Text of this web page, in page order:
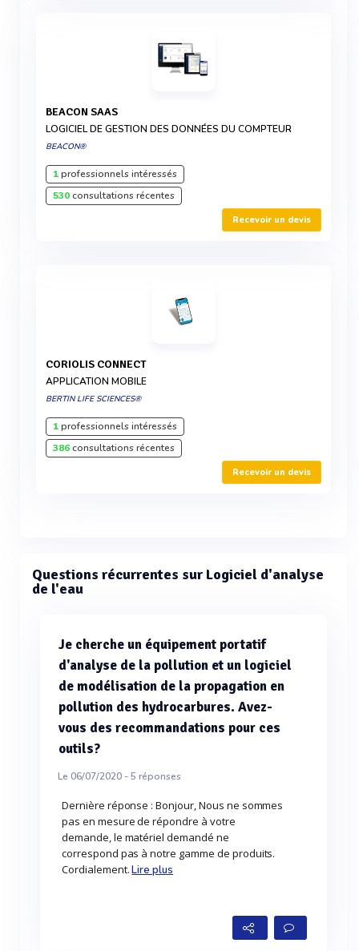
BEACON SAAS
LOGICIEL DE GESTION DES DONNÉES DU COMPTEUR
BEACON®
1professionnels intéressés
530consultations récentes
Recevoir un devis
CORIOLIS CONNECT
APPLICATION MOBILE
BERTIN LIFE SCIENCES®
1professionnels intéressés
386consultations récentes
Recevoir un devis
Questions récurrentes sur Logiciel d'analyse
de l'eau
Je cherche un équipement portatif
d'analyse de la pollution et un logiciel
de modélisation de la propagation en
pollution des hydrocarbures. Avez-
vous des recommandations pour ces
outils?
Le 06/07/2020 -5 réponses
Dernière réponse : Bonjour, Nous ne sommes
pas en mesure de répondre à votre
demande, le matériel demandé ne
correspond pas à notre gamme de produits.
Cordialement.Lire plus